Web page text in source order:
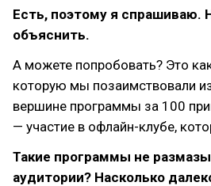
Есть, поэтому я спрашиваю.
объяснить.
А можете попробовать? Это
которую мы позаимствовали
вершине программы за 100
— участие в офлайн-клубе,
Такие программы не
аудитории? Насколько